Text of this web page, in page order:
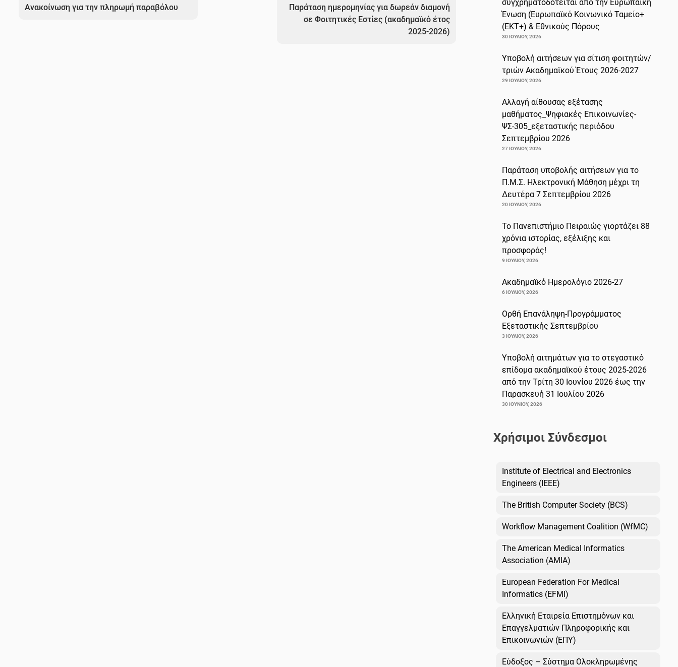
άρθρων
Ανακοίνωση για την πληρωμή παραβόλου
Παράταση ημερομηνίας για δωρεάν διαμονή
σε Φοιτητικές Εστίες (ακαδημαϊκό έτος
2025-2026)
συγχρηματοδοτείται από την Ευρωπαϊκή
Ένωση (Ευρωπαϊκό Κοινωνικό Ταμείο+
(ΕΚΤ+) & Εθνικούς Πόρους
30 ΙΟΥΛΊΟΥ, 2026
Υποβολή αιτήσεων για σίτιση φοιτητών/
τριών Ακαδημαϊκού Έτους 2026-2027
29 ΙΟΥΛΊΟΥ, 2026
Αλλαγή αίθουσας εξέτασης
μαθήματος_Ψηφιακές Επικοινωνίες-
ΨΣ-305_εξεταστικής περιόδου
Σεπτεμβρίου 2026
27 ΙΟΥΛΊΟΥ, 2026
Παράταση υποβολής αιτήσεων για το
Π.Μ.Σ. Ηλεκτρονική Μάθηση μέχρι τη
Δευτέρα 7 Σεπτεμβρίου 2026
20 ΙΟΥΛΊΟΥ, 2026
Το Πανεπιστήμιο Πειραιώς γιορτάζει 88
χρόνια ιστορίας, εξέλιξης και
προσφοράς!
9 ΙΟΥΛΊΟΥ, 2026
Ακαδημαϊκό Ημερολόγιο 2026-27
6 ΙΟΥΛΊΟΥ, 2026
Ορθή Επανάληψη-Προγράμματος
Εξεταστικής Σεπτεμβρίου
3 ΙΟΥΛΊΟΥ, 2026
Υποβολή αιτημάτων για το στεγαστικό
επίδομα ακαδημαϊκού έτους 2025-2026
από την Τρίτη 30 Ιουνίου 2026 έως την
Παρασκευή 31 Ιουλίου 2026
30 ΙΟΥΝΊΟΥ, 2026
Χρήσιμοι Σύνδεσμοι
Institute of Electrical and Electronics
Engineers (IEEE)
The British Computer Society (BCS)
Workflow Management Coalition (WfMC)
The American Medical Informatics
Association (AMIA)
European Federation For Medical
Informatics (EFMI)
Ελληνική Εταιρεία Επιστημόνων και
Επαγγελματιών Πληροφορικής και
Επικοινωνιών (ΕΠΥ)
Εύδοξος – Σύστημα Ολοκληρωμένης